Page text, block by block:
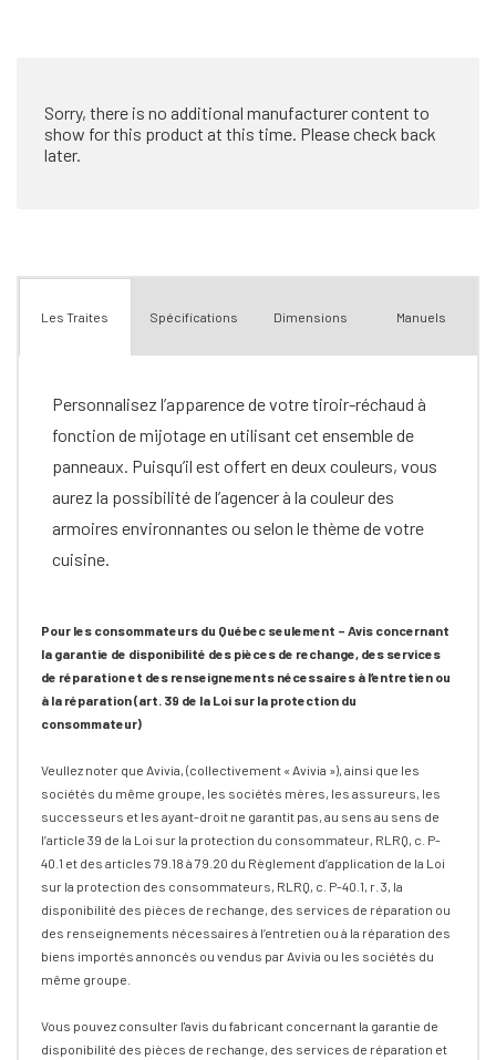
Sorry, there is no additional manufacturer content to
show for this product at this time. Please check back
later.
Les Traites Spécifications Dimensions Manuels
Personnalisez l’apparence de votre tiroir-réchaud à
fonction de mijotage en utilisant cet ensemble de
panneaux. Puisqu’il est offert en deux couleurs, vous
aurez la possibilité de l’agencer à la couleur des
armoires environnantes ou selon le thème de votre
cuisine.
Pour les consommateurs du Québec seulement – Avis concernant
la garantie de disponibilité des pièces de rechange, des services
de réparation et des renseignements nécessaires à l’entretien ou
à la réparation (art. 39 de la Loi sur la protection du
consommateur)
Veullez noter que Avivia, (collectivement « Avivia »), ainsi que les
sociétés du même groupe, les sociétés mères, les assureurs, les
successeurs et les ayant-droit ne garantit pas, au sens au sens de
l’article 39 de la Loi sur la protection du consommateur, RLRQ, c. P-
40.1 et des articles 79.18 à 79.20 du Règlement d’application de la Loi
sur la protection des consommateurs, RLRQ, c. P-40.1, r. 3, la
disponibilité des pièces de rechange, des services de réparation ou
des renseignements nécessaires à l’entretien ou à la réparation des
biens importés annoncés ou vendus par Avivia ou les sociétés du
même groupe.
Vous pouvez consulter l'avis du fabricant concernant la garantie de
disponibilité des pièces de rechange, des services de réparation et